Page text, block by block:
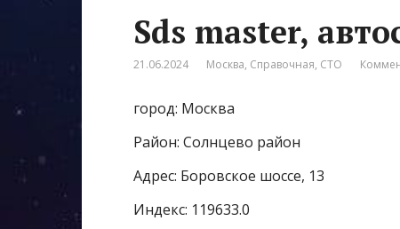
Sds master,
21.06.2024 Москва, Справочная, СТО
город: Москва
Район: Солнцево район
Адрес: Боровское шоссе, 13
Индекс: 119633.0